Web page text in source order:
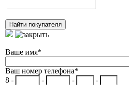
Ваше имя*
Ваш номер телефона*
8 -
- -
-